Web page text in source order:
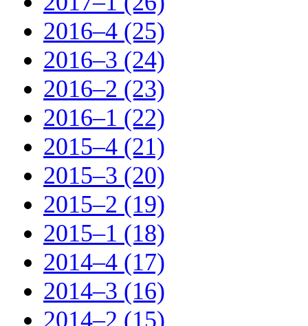
2016–4 (25)
2016–3 (24)
2016–2 (23)
2016–1 (22)
2015–4 (21)
2015–3 (20)
2015–2 (19)
2015–1 (18)
2014–4 (17)
2014–3 (16)
2014–2 (15)